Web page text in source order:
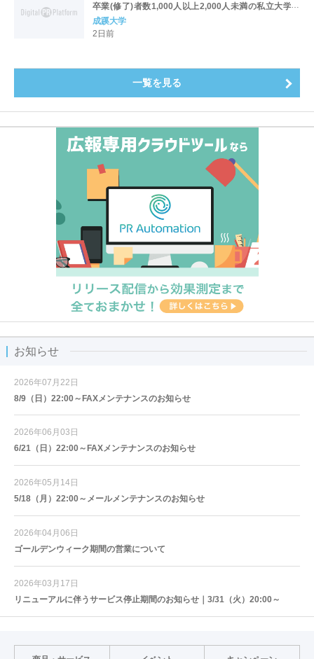
卒業(修了)者数1,000人以上2,000人未満の私立大学で
全国第1位を獲得！～実就職率は26.5%（前年比＋
4.3pt）に伸長、東京の私立大学でも10位にランクイン
成蹊大学
2日前
一覧を見る
お知らせ
2026年07月22日
8/9（日）22:00～FAXメンテナンスのお知らせ
2026年06月03日
6/21（日）22:00～FAXメンテナンスのお知らせ
2026年05月14日
5/18（月）22:00～メールメンテナンスのお知らせ
2026年04月06日
ゴールデンウィーク期間の営業について
2026年03月17日
リニューアルに伴うサービス停止期間のお知らせ｜3/31（火）20:00～